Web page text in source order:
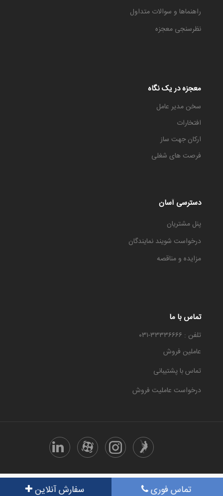
راهنماها و سوالات متداول
نظرسنجی معجزه
معجزه در یک نگاه
سخن مدیر عامل
افتخارات
ارکان جهت ساز
فرصت های شغلی
دسترسی آسان
پنل مشتریان
درخواست شویند نمایندگان
مزایده و مناقصه
تماس با ما
تلفن : ۳۳۳۳۶۶۶۶-۰۳۱
عاملین فروش
تماس با پشتیبانی
درخواست عاملیت فروش
تمامی حقوق این سایت متعلق هست به معجزه
گروه نرم افزار سوین سافت
تماس فوری سفارش آنلاین